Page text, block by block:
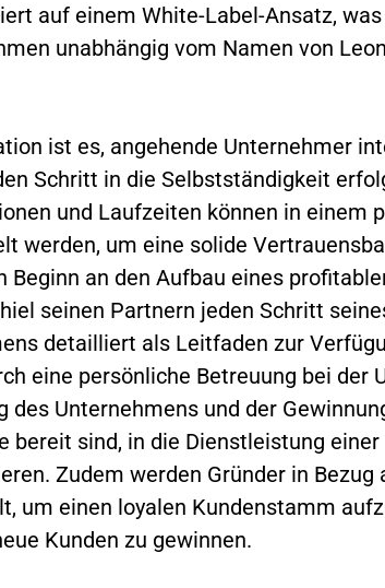
auf einem White-Label-Ansatz,
unabhängig vom Namen von
ist es, angehende Unternehmer
Schritt in die Selbstständigkeit
und Laufzeiten können in einem
werden, um eine solide
Beginn an den Aufbau eines
seinen Partnern jeden Schritt
detailliert als Leitfaden zur
eine persönliche Betreuung bei der
des Unternehmens und der
bereit sind, in die Dienstleistung einer
Zudem werden Gründer in Bezug
um einen loyalen Kundenstamm
Kunden zu gewinnen.